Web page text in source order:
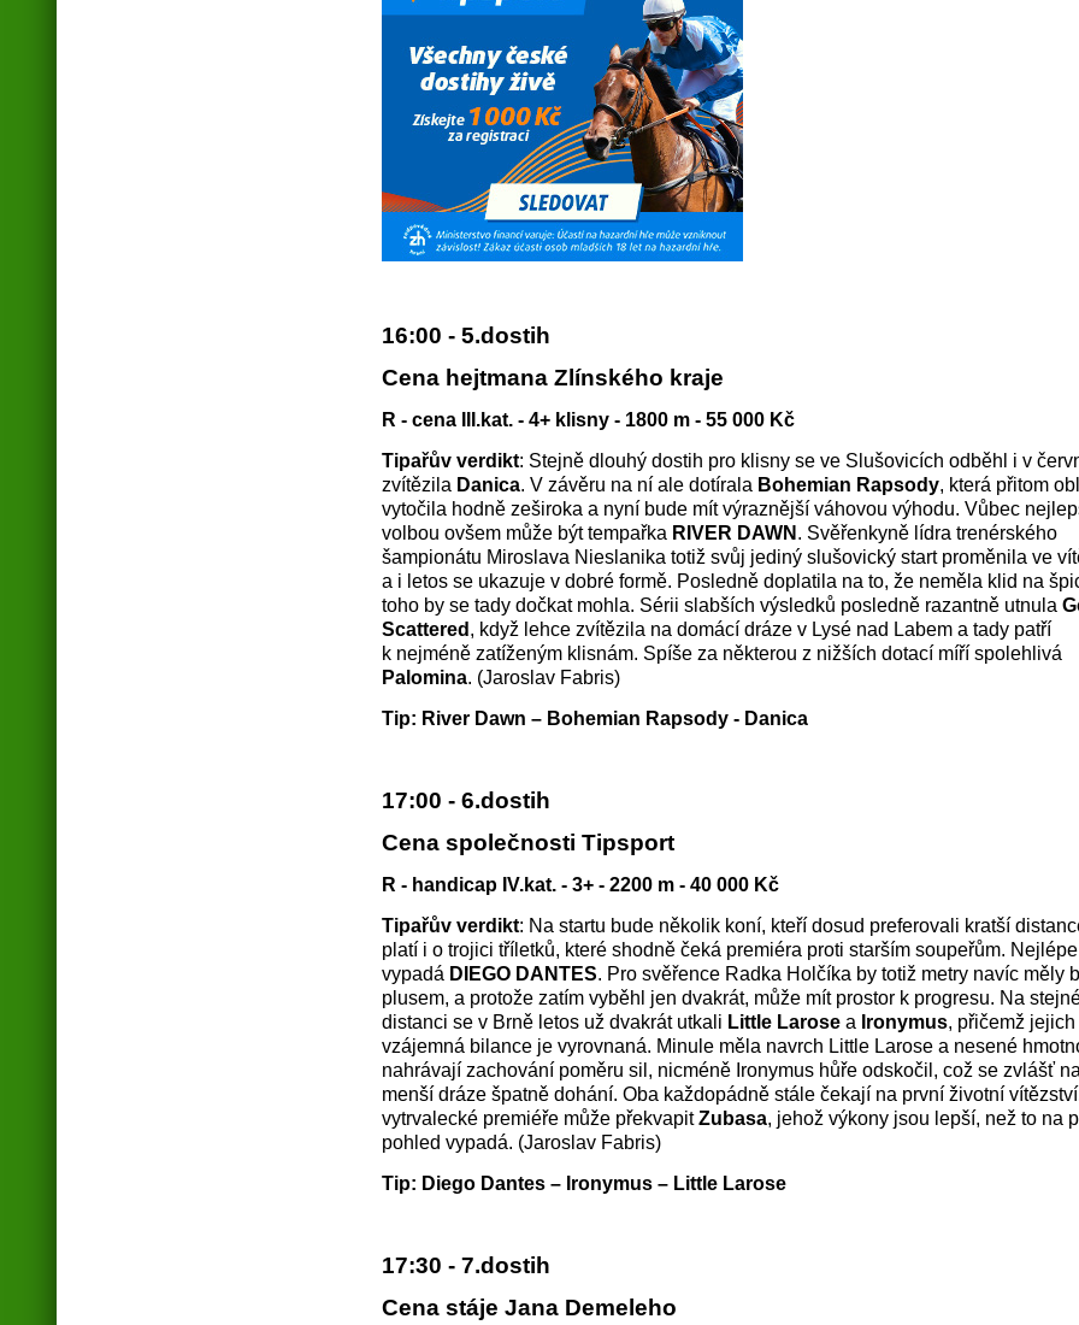
16:00 - 5.dostih
Cena hejtmana Zlínského kraje
R - cena III.kat. - 4+ klisny - 1800 m - 55 000 Kč
Tipařův verdikt: Stejně dlouhý dostih pro klisny se ve Slušovicích odběhl i v
zvítězila Danica. V závěru na ní ale dotírala Bohemian Rapsody, která přitom
vytočila hodně zeširoka a nyní bude mít výraznější váhovou výhodu. Vůbec
volbou ovšem může být tempařka RIVER DAWN . Svěřenkyně lídra trenérského
šampionátu Miroslava Nieslanika totiž svůj jediný slušovický start proměnila ve
a i letos se ukazuje v dobré formě. Posledně doplatila na to, že neměla klid na
toho by se tady dočkat mohla. Sérii slabších výsledků posledně razantně utnula
Scattered , když lehce zvítězila na domácí dráze v Lysé nad Labem a tady patří
k nejméně zatíženým klisnám. Spíše za některou z nižších dotací míří spolehlivá
Palomina. (Jaroslav Fabris)
Tip: River Dawn – Bohemian Rapsody - Danica
17:00 - 6.dostih
Cena společnosti Tipsport
R - handicap IV.kat. - 3+ - 2200 m - 40 000 Kč
Tipařův verdikt: Na startu bude několik koní, kteří dosud preferovali kratší
platí i o trojici tříletků, které shodně čeká premiéra proti starším soupeřům.
vypadá DIEGO DANTES. Pro svěřence Radka Holčíka by totiž metry navíc měly
plusem, a protože zatím vyběhl jen dvakrát, může mít prostor k progresu. Na
distanci se v Brně letos už dvakrát utkali Little Larose a Ironymus, přičemž jejich
vzájemná bilance je vyrovnaná. Minule měla navrch Little Larose a nesené
nahrávají zachování poměru sil, nicméně Ironymus hůře odskočil, což se zvlášť na
menší dráze špatně dohání. Oba každopádně stále čekají na první životní
vytrvalecké premiéře může překvapitZubasa, jehož výkony jsou lepší, než to na
pohled vypadá. (Jaroslav Fabris)
Tip: Diego Dantes – Ironymus – Little Larose
17:30 - 7.dostih
Cena stáje Jana Demeleho